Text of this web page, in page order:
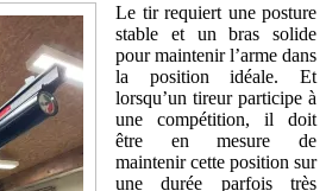
Le tir requiert une posture
stable et un bras solide
pour maintenir l’arme dans
la position idéale. Et
lorsqu’un tireur participe à
une compétition, il doit
être en mesure de
maintenir cette position sur
une durée parfois très